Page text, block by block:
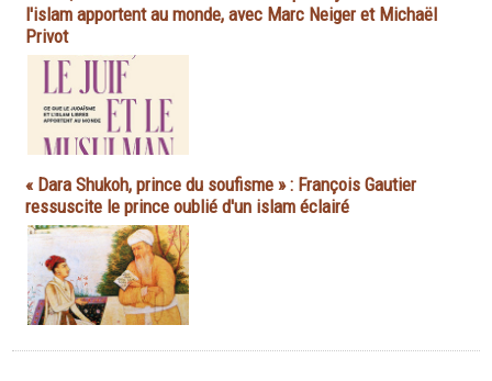
l'islam apportent au monde, avec Marc Neiger et Michaël
Privot
« Dara Shukoh, prince du soufisme » : François Gautier
ressuscite le prince oublié d'un islam éclairé